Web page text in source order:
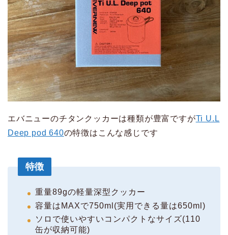
エバニューのチタンクッカーは種類が豊富ですがTi U.L
Deep pod 640の特徴はこんな感じです
特徴
重量89gの軽量深型クッカー
容量はMAXで750ml(実用できる量は650ml)
ソロで使いやすいコンパクトなサイズ(110
缶が収納可能)